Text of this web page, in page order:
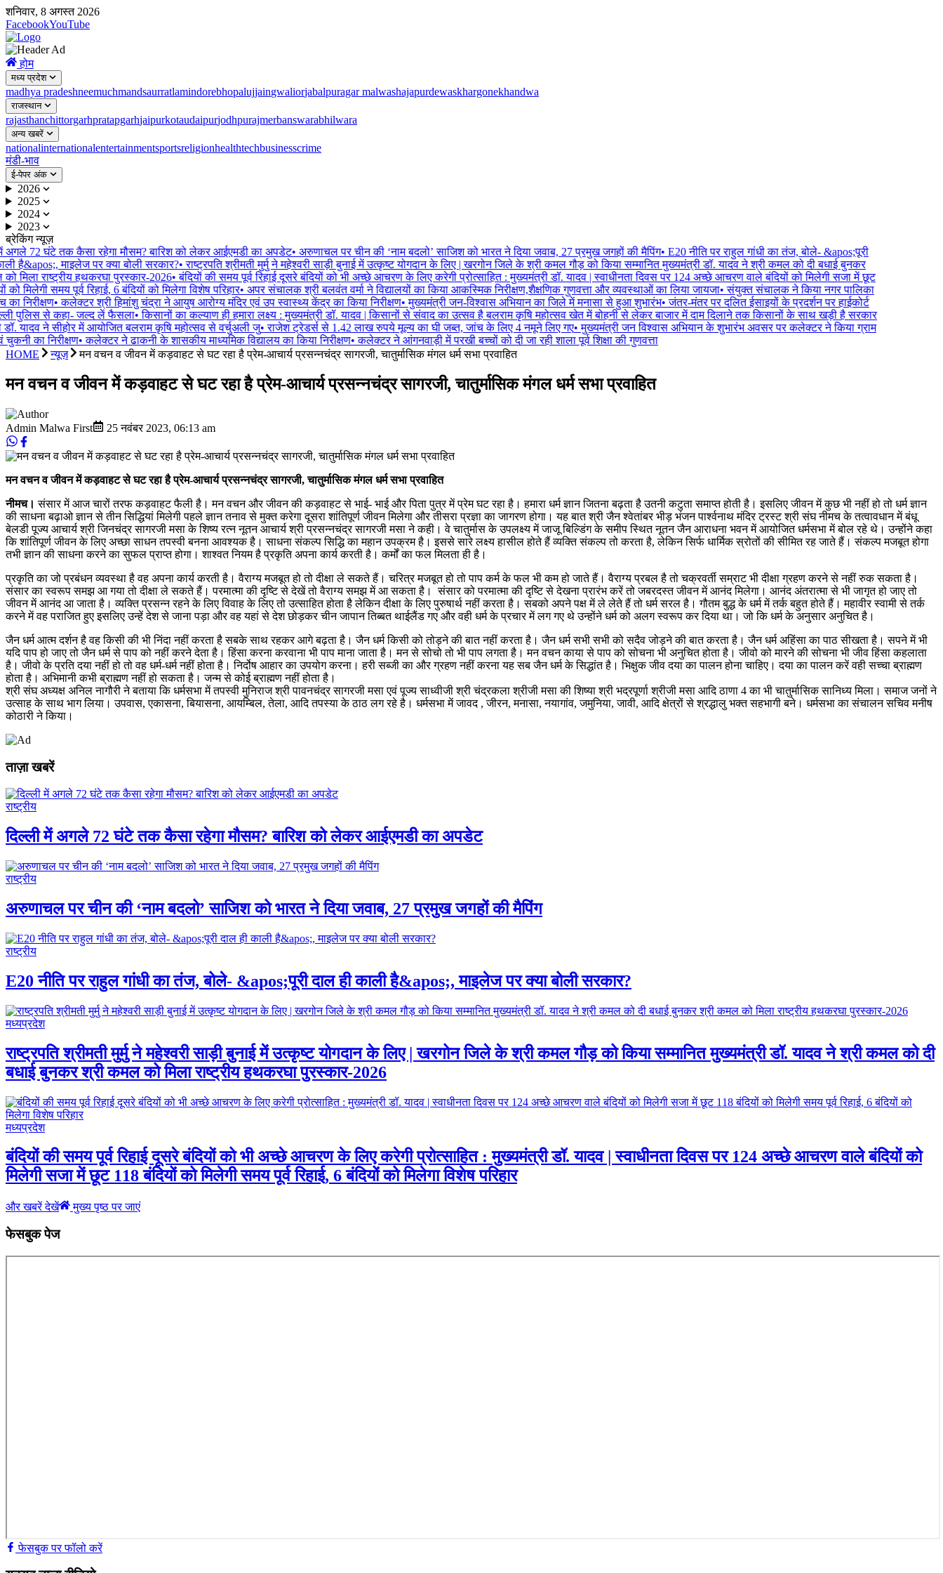
शनिवार, 8 अगस्त 2026
FacebookYouTube
होम
मध्य प्रदेश
madhya pradeshneemuchmandsaurratlamindorebhopalujjaingwaliorjabalpuragar malwashajapurdewaskhargonekhandwa
राजस्थान
rajasthanchittorgarhpratapgarhjaipurkotaudaipurjodhpurajmerbanswarabhilwara
अन्य खबरें
nationalinternationalentertainmentsportsreligionhealthtechbusinesscrime
मंडी-भाव
ई-पेपर अंक
2026
2025
2024
2023
ब्रेकिंग न्यूज़
अगले 72 घंटे तक कैसा रहेगा मौसम? बारिश को लेकर आईएमडी का अपडेट•अरुणाचल पर चीन की ‘नाम बदलो’ साजिश को भारत ने दिया जवाब, 27 प्रमुख जगहों की मैपिंग•E20 नीति पर राहुल गांधी का तंज, बोले- &apos;पूरी
है&apos;, माइलेज पर क्या बोली सरकार?•राष्ट्रपति श्रीमती मुर्मु ने महेश्वरी साड़ी बुनाई में उत्कृष्ट योगदान के लिए | खरगोन जिले के श्री कमल गौड़ को किया सम्मानित मुख्यमंत्री डॉ. यादव ने श्री कमल को दी बधाई बुनकर
मिला राष्ट्रीय हथकरघा पुरस्कार-2026•बंदियों की समय पूर्व रिहाई दूसरे बंदियों को भी अच्छे आचरण के लिए करेगी प्रोत्साहित : मुख्यमंत्री डॉ. यादव | स्वाधीनता दिवस पर 124 अच्छे आचरण वाले बंदियों को मिलेगी सजा में छूट
मिलेगी समय पूर्व रिहाई, 6 बंदियों को मिलेगा विशेष परिहार•अपर संचालक श्री बलवंत वर्मा ने विद्यालयों का किया आकस्मिक निरीक्षण,शैक्षणिक गुणवत्ता और व्यवस्थाओं का लिया जायजा•संयुक्त संचालक ने किया नगर पालिका
निरीक्षण•कलेक्टर श्री हिमांशु चंद्रा ने आयुष आरोग्य मंदिर एवं उप स्वास्थ्य केंद्र का किया निरीक्षण•मुख्यमंत्री जन-विश्वास अभियान का जिले में मनासा से हुआ शुभारंभ•जंतर-मंतर पर दलित ईसाइयों के प्रदर्शन पर हाईकोर्ट
पुलिस से कहा- जल्द लें फैसला•किसानों का कल्याण ही हमारा लक्ष्य : मुख्यमंत्री डॉ. यादव | किसानों से संवाद का उत्सव है बलराम कृषि महोत्सव खेत में बोहनी से लेकर बाजार में दाम दिलाने तक किसानों के साथ खड़ी है सरकार
यादव ने सीहोर में आयोजित बलराम कृषि महोत्सव से वर्चुअली जु•राजेश ट्रेडर्स से 1.42 लाख रुपये मूल्य का घी जब्त, जांच के लिए 4 नमूने लिए गए•मुख्यमंत्री जन विश्वास अभियान के शुभारंभ अवसर पर कलेक्टर ने किया ग्राम
का निरीक्षण•कलेक्टर ने ढाकनी के शासकीय माध्यमिक विद्यालय का किया निरीक्षण•कलेक्टर ने आंगनवाड़ी में परखी बच्चों को दी जा रही शाला पूर्व शिक्षा की गुणवत्ता
HOME
न्यूज़ मन वचन व जीवन में कड़वाहट से घट रहा है प्रेम-आचार्य प्रसन्नचंद्र सागरजी, चातुर्मासिक मंगल धर्म सभा प्रवाहित
मन वचन व जीवन में कड़वाहट से घट रहा है प्रेम-आचार्य प्रसन्नचंद्र सागरजी, चातुर्मासिक मंगल धर्म सभा प्रवाहित
Admin Malwa First 25 नवंबर 2023, 06:13 am
मन वचन व जीवन में कड़वाहट से घट रहा है प्रेम-आचार्य प्रसन्नचंद्र सागरजी, चातुर्मासिक मंगल धर्म सभा प्रवाहित
नीमच। संसार में आज चारों तरफ कड़वाहट फैली है। मन वचन और जीवन की कड़वाहट से भाई- भाई और पिता पुत्र में प्रेम घट रहा है। हमारा धर्म ज्ञान जितना बढ़ता है उतनी कटुता समाप्त होती है। इसलिए जीवन में कुछ भी नहीं हो तो धर्म ज्ञान
की साधना बढ़ाओ ज्ञान से तीन सिद्धियां मिलेगी पहले ज्ञान तनाव से मुक्त करेगा दूसरा शांतिपूर्ण जीवन मिलेगा और तीसरा प्रज्ञा का जागरण होगा। यह बात श्री जैन श्वेतांबर भीड़ भंजन पार्श्वनाथ मंदिर ट्रस्ट श्री संघ नीमच के तत्वावधान में बंधू
बेलडी पूज्य आचार्य श्री जिनचंद्र सागरजी मसा के शिष्य रत्न नूतन आचार्य श्री प्रसन्नचंद्र सागरजी मसा ने कही। वे चातुर्मास के उपलक्ष्य में जाजू बिल्डिंग के समीप स्थित नूतन जैन आराधना भवन में आयोजित धर्मसभा में बोल रहे थे। उन्होंने कहा
कि शांतिपूर्ण जीवन के लिए अच्छा साधन तपस्वी बनना आवश्यक है। साधना संकल्प सिद्धि का महान उपक्रम है। इससे सारे लक्ष्य हासील होते हैं व्यक्ति संकल्प तो करता है, लेकिन सिर्फ धार्मिक स्रोतों की सीमित रह जाते हैं। संकल्प मजबूत होगा
तभी ज्ञान की साधना करने का सुफल प्राप्त होगा। शाश्वत नियम है प्रकृति अपना कार्य करती है। कर्मों का फल मिलता ही है।
प्रकृति का जो प्रबंधन व्यवस्था है वह अपना कार्य करती है। वैराग्य मजबूत हो तो दीक्षा ले सकते हैं। चरित्र मजबूत हो तो पाप कर्म के फल भी कम हो जाते हैं। वैराग्य प्रबल है तो चक्रवर्ती सम्राट भी दीक्षा ग्रहण करने से नहीं रुक सकता है।
संसार का स्वरूप समझ आ गया तो दीक्षा ले सकते हैं। परमात्मा की दृष्टि से देखें तो वैराग्य समझ में आ सकता है। संसार को परमात्मा की दृष्टि से देखना प्रारंभ करें तो जबरदस्त जीवन में आनंद मिलेगा। आनंद अंतरात्मा से भी जागृत हो जाए तो
जीवन में आनंद आ जाता है। व्यक्ति प्रसन्न रहने के लिए विवाह के लिए तो उत्साहित होता है लेकिन दीक्षा के लिए पुरुषार्थ नहीं करता है। सबको अपने पक्ष में ले लेते हैं तो धर्म सरल है। गौतम बुद्ध के धर्म में तर्क बहुत होते हैं। महावीर स्वामी से तर्क
करने में वह पराजित हुए इसलिए उन्हें देश से जाना पड़ा और वह यहां से देश छोड़कर चीन जापान तिब्बत थाईलैंड गए और वही धर्म के प्रचार में लग गए थे उन्होंने धर्म को अलग स्वरूप कर दिया था। जो कि धर्म के अनुसार अनुचित है।
जैन धर्म आत्म दर्शन है वह किसी की भी निंदा नहीं करता है सबके साथ रहकर आगे बढ़ता है। जैन धर्म किसी को तोड़ने की बात नहीं करता है। जैन धर्म सभी सभी को सदैव जोड़ने की बात करता है। जैन धर्म अहिंसा का पाठ सीखता है। सपने में भी
यदि पाप हो जाए तो जैन धर्म से पाप को नहीं करने देता है। हिंसा करना करवाना भी पाप माना जाता है। मन से सोचो तो भी पाप लगता है। मन वचन काया से पाप को सोचना भी अनुचित होता है। जीवो को मारने की सोचना भी जीव हिंसा कहलाता
है। जीवो के प्रति दया नहीं हो तो वह धर्म-धर्म नहीं होता है। निर्दोष आहार का उपयोग करना। हरी सब्जी का और ग्रहण नहीं करना यह सब जैन धर्म के सिद्धांत है। भिक्षुक जीव दया का पालन होना चाहिए। दया का पालन करें वही सच्चा ब्राह्मण
होता है। अभिमानी कभी ब्राह्मण नहीं हो सकता है। जन्म से कोई ब्राह्मण नहीं होता है।
श्री संघ अध्यक्ष अनिल नागौरी ने बताया कि धर्मसभा में तपस्वी मुनिराज श्री पावनचंद्र सागरजी मसा एवं पूज्य साध्वीजी श्री चंद्रकला श्रीजी मसा की शिष्या श्री भद्रपूर्णा श्रीजी मसा आदि ठाणा 4 का भी चातुर्मासिक सानिध्य मिला। समाज जनों ने
उत्साह के साथ भाग लिया। उपवास, एकासना, बियासना, आयम्बिल, तेला, आदि तपस्या के ठाठ लग रहे है। धर्मसभा में जावद , जीरन, मनासा, नयागांव, जमुनिया, जावी, आदि क्षेत्रों से श्रद्धालु भक्त सहभागी बने। धर्मसभा का संचालन सचिव मनीष
कोठारी ने किया।
ताज़ा खबरें
राष्ट्रीय
दिल्ली में अगले 72 घंटे तक कैसा रहेगा मौसम? बारिश को लेकर आईएमडी का अपडेट
राष्ट्रीय
अरुणाचल पर चीन की ‘नाम बदलो’ साजिश को भारत ने दिया जवाब, 27 प्रमुख जगहों की मैपिंग
राष्ट्रीय
E20 नीति पर राहुल गांधी का तंज, बोले- &apos;पूरी दाल ही काली है&apos;, माइलेज पर क्या बोली सरकार?
मध्यप्रदेश
राष्ट्रपति श्रीमती मुर्मु ने महेश्वरी साड़ी बुनाई में उत्कृष्ट योगदान के लिए | खरगोन जिले के श्री कमल गौड़ को किया सम्मानित मुख्यमंत्री डॉ. यादव ने श्री कमल को दी
बधाई बुनकर श्री कमल को मिला राष्ट्रीय हथकरघा पुरस्कार-2026
मध्यप्रदेश
बंदियों की समय पूर्व रिहाई दूसरे बंदियों को भी अच्छे आचरण के लिए करेगी प्रोत्साहित : मुख्यमंत्री डॉ. यादव | स्वाधीनता दिवस पर 124 अच्छे आचरण वाले बंदियों को
मिलेगी सजा में छूट 118 बंदियों को मिलेगी समय पूर्व रिहाई, 6 बंदियों को मिलेगा विशेष परिहार
और खबरें देखें मुख्य पृष्ठ पर जाएं
फेसबुक पेज
फेसबुक पर फॉलो करें